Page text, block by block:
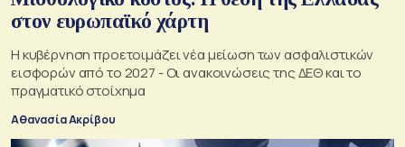
στον ευρωπαϊκό χάρτη
Η κυβέρνηση προετοιμάζει νέα μείωση των ασφαλιστικών
εισφορών από το 2027 - Οι ανακοινώσεις της ΔΕΘ και το
πραγματικό στοίχημα
Αθανασία Ακρίβου